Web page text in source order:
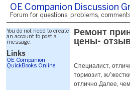
OE Companion Discussion
Forum for questions, problems,
You do not need to create
an account to post a
message.
Links
OE Companion
QuickBooks Online
Ремонт
цены-
Специалист,
тормозит, ж/
отлично.Далее,